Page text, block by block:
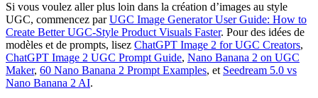
Si vous voulez aller plus loin dans la création d’images au style
UGC, commencez parUGC Image Generator User Guide: How to
Create Better UGC-Style Product Visuals Faster. Pour des idées de
modèles et de prompts, lisez ChatGPT Image 2 for UGC Creators,
ChatGPT Image 2 UGC Prompt Guide, Nano Banana 2 on UGC
Maker, 60 Nano Banana 2 Prompt Examples, et Seedream 5.0 vs
Nano Banana 2 AI.